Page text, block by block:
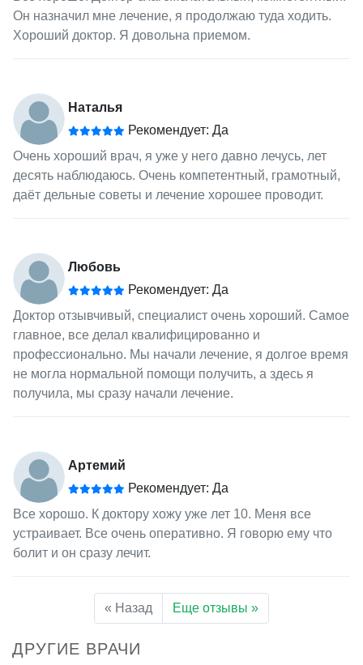
Он назначил мне лечение, я продолжаю туда ходить.
Хороший доктор. Я довольна приемом.
Наталья
Рекомендует: Да
Очень хороший врач, я уже у него давно лечусь, лет
десять наблюдаюсь. Очень компетентный, грамотный,
даёт дельные советы и лечение хорошее проводит.
Любовь
Рекомендует: Да
Доктор отзывчивый, специалист очень хороший. Самое
главное, все делал квалифицированно и
профессионально. Мы начали лечение, я долгое время
не могла нормальной помощи получить, а здесь я
получила, мы сразу начали лечение.
Артемий
Рекомендует: Да
Все хорошо. К доктору хожу уже лет 10. Меня все
устраивает. Все очень оперативно. Я говорю ему что
болит и он сразу лечит.
« Назад Еще отзывы »
ДРУГИЕ ВРАЧИ